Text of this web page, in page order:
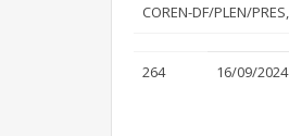
COREN-DF/PLEN/
264 16/09/2024